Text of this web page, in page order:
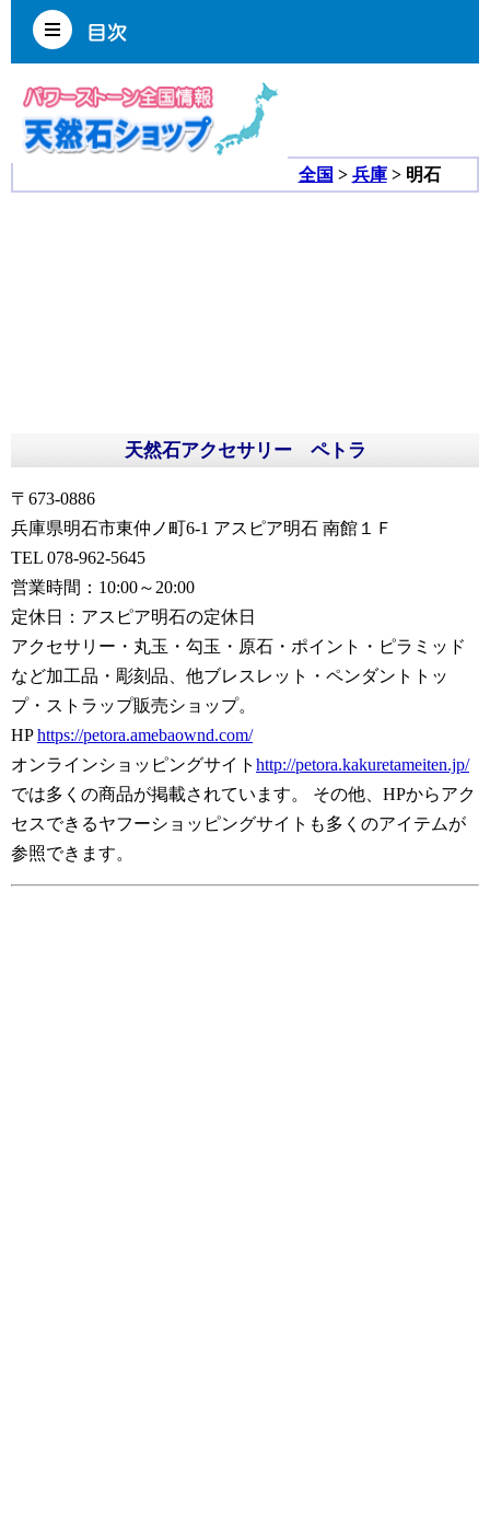
全国 > 兵庫> 明石
天然石アクセサリー ペトラ
〒673-0886
兵庫県明石市東仲ノ町6-1 アスピア明石 南館１Ｆ
TEL 078-962-5645
営業時間：10:00～20:00
定休日：アスピア明石の定休日
アクセサリー・丸玉・勾玉・原石・ポイント・ピラミッド
など加工品・彫刻品、他ブレスレット・ペンダントトッ
プ・ストラップ販売ショップ。
HPhttps://petora.amebaownd.com/
オンラインショッピングサイト http://petora.kakuretameiten.jp/
では多くの商品が掲載されています。 その他、HPからアク
セスできるヤフーショッピングサイトも多くのアイテムが
参照できます。